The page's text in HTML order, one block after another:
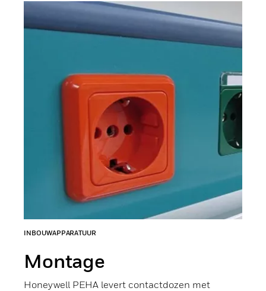
INBOUWAPPARATUUR
Montage
Honeywell PEHA levert contactdozen met